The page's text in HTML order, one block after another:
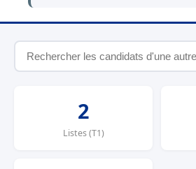
2
Listes (T1)